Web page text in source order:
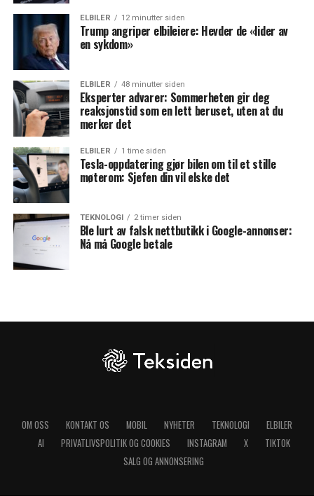
ELBILER 12 minutter siden
Trump angriper elbileiere: Hevder de «lider av
en sykdom»
ELBILER 48 minutter siden
Eksperter advarer: Sommerheten gir deg
reaksjonstid som en lett beruset, uten at du
merker det
ELBILER 1 time siden
Tesla-oppdatering gjør bilen om til et stille
møterom: Sjefen din vil elske det
TEKNOLOGI 2 timer siden
Ble lurt av falsk nettbutikk i Google-annonser:
Nå må Google betale
OM OSS KONTAKT OS MOBIL NYHETER TEKNOLOGI
ELBILER
AI
PRIVATLIVSPOLITIK OG COOKIES INSTAGRAM X
TIKTOK
SALG OG ANNONSERING